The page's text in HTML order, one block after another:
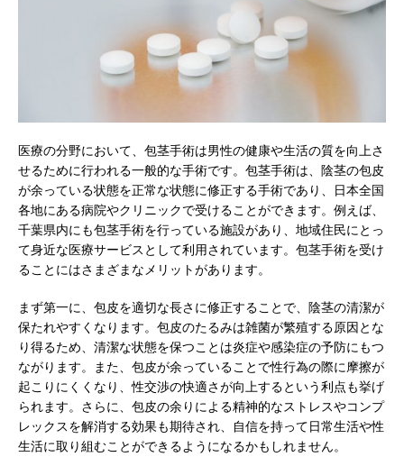
医療の分野において、包茎手術は男性の健康や生活の質を向上さ
せるために行われる一般的な手術です。 包茎手術は、陰茎の包皮
が余っている状態を正常な状態に修正する手術であり、日本全国
各地にある病院やクリニックで受けることができます。例えば、
千葉県内にも包茎手術を行っている施設があり、地域住民にとっ
て身近な医療サービスとして利用されています。包茎手術を受け
ることにはさまざまなメリットがあります。
まず第一に、包皮を適切な長さに修正することで、陰茎の清潔が
保たれやすくなります。包皮のたるみは雑菌が繁殖する原因とな
り得るため、清潔な状態を保つことは炎症や感染症の予防にもつ
ながります。また、包皮が余っていることで性行為の際に摩擦が
起こりにくくなり、性交渉の快適さが向上するという利点も挙げ
られます。さらに、包皮の余りによる精神的なストレスやコンプ
レックスを解消する効果も期待され、自信を持って日常生活や性
生活に取り組むことができるようになるかもしれません。